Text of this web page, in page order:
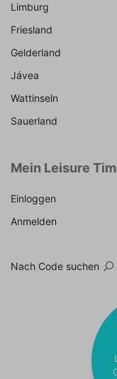
Limburg
Friesland
Gelderland
Jávea
Wattinseln
Sauerland
Mein Leisure
Einloggen
Anmelden
Nach Code suchen